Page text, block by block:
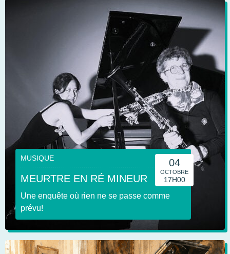
MUSIQUE
MEURTRE EN RÉ MINEUR
04
OCTOBRE
17H00
Une enquête où rien ne se passe comme
prévu!